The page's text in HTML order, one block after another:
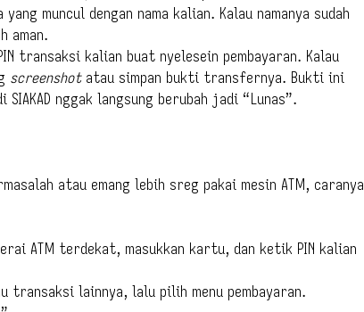
muncul dengan nama kalian. Kalau namanya sudah
aman.
transaksi kalian buat nyelesein pembayaran. Kalau
screenshotatau simpan bukti transfernya. Bukti ini
nggak langsung berubah jadi “Lunas”.
atau emang lebih sreg pakai mesin ATM, caranya
ATM terdekat, masukkan kartu, dan ketik PIN kalian
transaksi lainnya, lalu pilih menu pembayaran.